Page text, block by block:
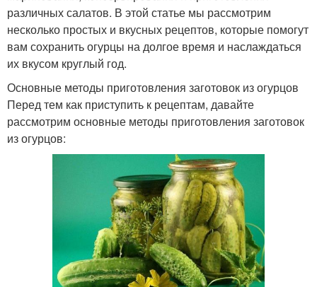
различных салатов. В этой статье мы рассмотрим
несколько простых и вкусных рецептов, которые помогут
вам сохранить огурцы на долгое время и наслаждаться
их вкусом круглый год.
Основные методы приготовления заготовок из огурцов
Перед тем как приступить к рецептам, давайте
рассмотрим основные методы приготовления заготовок
из огурцов: